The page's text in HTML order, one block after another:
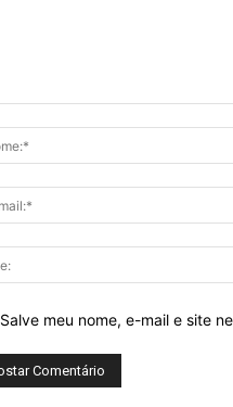
Salve meu nome, e-mail e site